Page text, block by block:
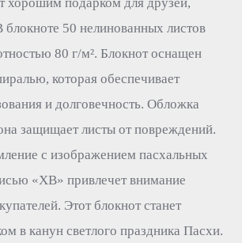
блокноте 50 нелинованных листов
80 г/м². Блокнот оснащен
которая обеспечивает
и долговечность. Обложка
защищает листы от повреждений.
с изображением пасхальных
«ХВ» привлечет внимание
Этот блокнот станет
в канун светлого праздника Пасхи.